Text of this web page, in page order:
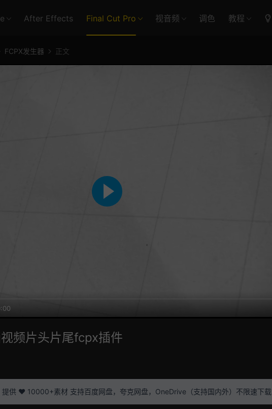
After Effects Final Cut Pro 视音频 调色 教程
FCPX发生器 正文
频片头片尾fcpx插件
提供 ❤️ 10000+素材 支持百度网盘，夸克网盘，OneDrive（支持国内外）不限速下载